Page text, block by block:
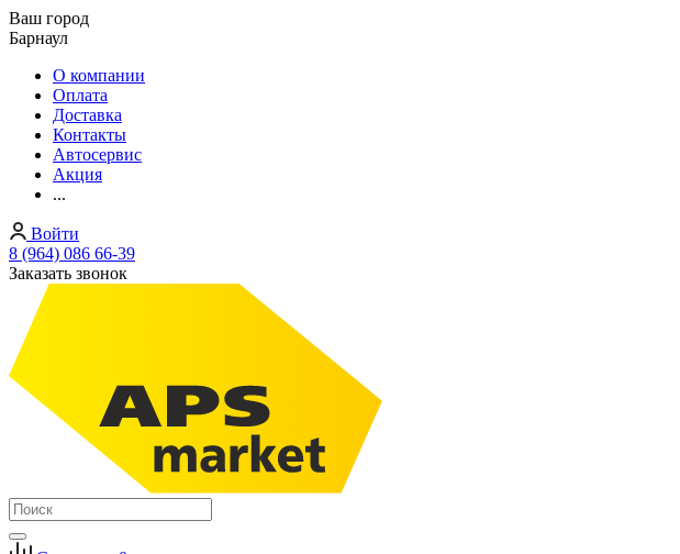
Ваш город
Барнаул
О компании
Оплата
Доставка
Контакты
Автосервис
Акция
...
Войти
8 (964) 086 66-39
Заказать звонок